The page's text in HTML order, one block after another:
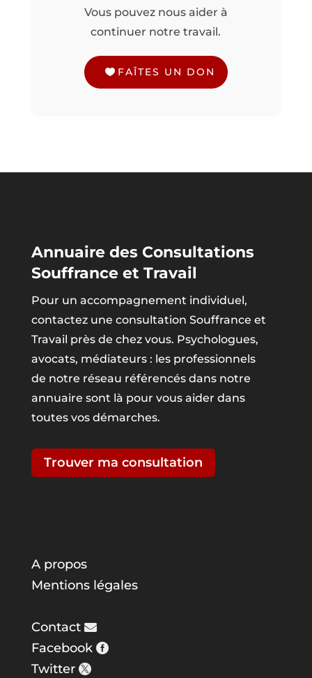
Vous pouvez nous aider à
continuer notre travail.
FAÎTES UN DON
Annuaire des Consultations
Souffrance et Travail
Pour un accompagnement individuel,
contactez une consultation Souffrance et
Travail près de chez vous. Psychologues,
avocats, médiateurs : les professionnels
de notre réseau référencés dans notre
annuaire sont là pour vous aider dans
toutes vos démarches.
Trouver ma consultation
A propos
Mentions légales
Contact
Facebook
Twitter